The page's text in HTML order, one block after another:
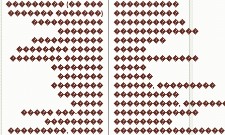
��������� (�� ���
������� �������)
�����������
�������
�����������
�������� �����
�������� ������
��������
�������
��������
�������
�����
����� ���-����
���������
���������, �����
����������
����������
�����������
�������������
��������
�����
�������������
�����
������
������, ���������
����������
����������,
�������������
���������